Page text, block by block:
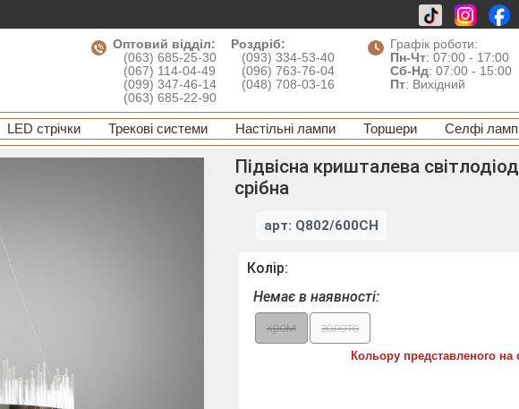
Оптовий відділ:
(063) 685-25-30
(067) 114-04-49
(099) 347-46-14
(063) 685-22-90
Роздріб:
(093) 334-53-40
(096) 763-76-04
(048) 708-03-16
Графік роботи:
Пн-Чт: 07:00 - 17:00
Сб-Нд: 07:00 - 15:00
Пт: Вихідний
LED стрічки Трекові системи Настільні лампи Торшери Селфі
Підвісна кришталева
срібна
арт: Q802/600CH
Колір:
Немає в наявності:
хром золото
Кольору представленого на